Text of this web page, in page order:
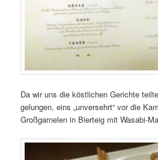
Da wir uns die köstlichen Gerichte
gelungen, eins „unversehrt“ vor die
Großgarnelen in Bierteig mit Wasabi-